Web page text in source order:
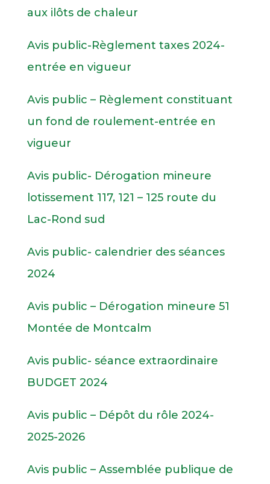
aux ilôts de chaleur
Avis public-Règlement taxes 2024-
entrée en vigueur
Avis public – Règlement constituant
un fond de roulement-entrée en
vigueur
Avis public- Dérogation mineure
lotissement 117, 121 – 125 route du
Lac-Rond sud
Avis public- calendrier des séances
2024
Avis public – Dérogation mineure 51
Montée de Montcalm
Avis public- séance extraordinaire
BUDGET 2024
Avis public – Dépôt du rôle 2024-
2025-2026
Avis public – Assemblée publique de